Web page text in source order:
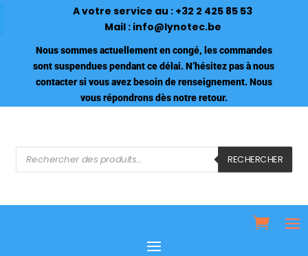
A votre service au : +32 2 425 85 53
Mail : info@lynotec.be
Nous sommes actuellement en congé, les commandes
sont suspendues pendant ce délai. N’hésitez pas à nous
contacter si vous avez besoin de renseignement. Nous
vous répondrons dès notre retour.
Recherche
de
produits
RECHERCHER